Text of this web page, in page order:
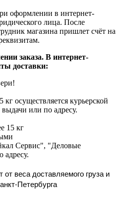
оформлении в интернет-
лица. После
магазина пришлет счёт на
заказа. В интернет-
доставки:
кг осуществляется курьерской
или по адресу.
15 кг
Сервис", "Деловые
адресу.
веса доставляемого груза и
Петербурга